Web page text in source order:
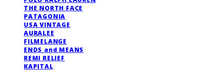
THE NORTH FACE
PATAGONIA
USA VINTAGE
AURALEE
FILMELANGE
ENDS and MEANS
REMI RELIEF
KAPITAL